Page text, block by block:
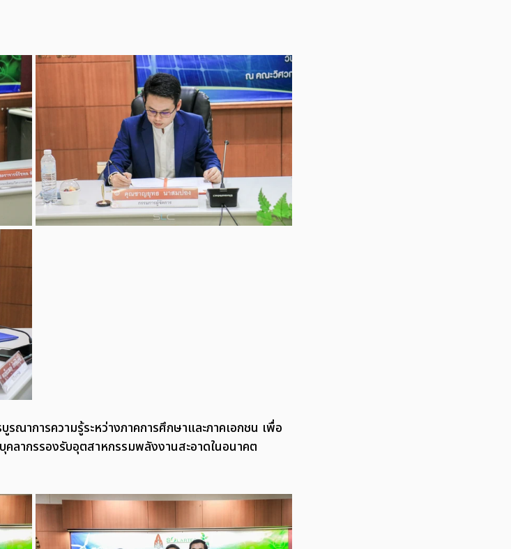
ณาการความรู้ระหว่างภาคการศึกษาและภาคเอกชน เพื่อ
ลากรรองรับอุตสาหกรรมพลังงานสะอาดในอนาคต